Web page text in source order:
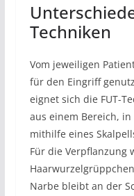
Techniken
Vom jeweiligen
für den Eingriff
eignet sich die FUT-
aus einem Bereich,
mithilfe eines
Für die Verpflanzung
Narbe bleibt an der